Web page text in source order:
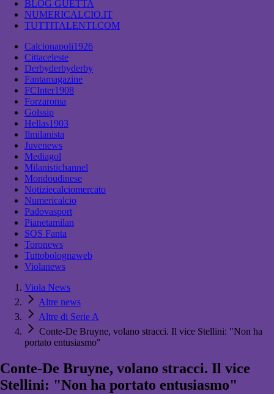
BLOG GUETTA
NUMERICALCIO.IT
TUTTITALENTI.COM
Calcionapoli1926
Cittaceleste
Derbyderbyderby
Fantamagazine
FCInter1908
Forzaroma
Golssip
Hellas1903
Ilmilanista
Juvenews
Mediagol
Milanistichannel
Mondoudinese
Notiziecalciomercato
Numericalcio
Padovasport
Pianetamilan
SOS Fanta
Toronews
Tuttobolognaweb
Violanews
Viola News
Altre news
Altre di Serie A
Conte-De Bruyne, volano stracci. Il vice Stellini: "Non ha
portato entusiasmo"
Conte-De Bruyne, volano stracci. Il vice
Stellini: "Non ha portato entusiasmo"